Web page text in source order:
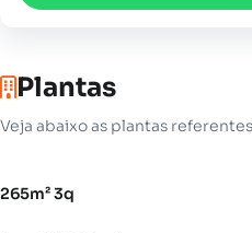
Plantas
Veja abaixo as plantas
265m² 3q